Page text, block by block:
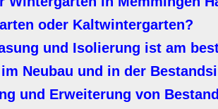
oder Kaltwintergarten?
und Isolierung ist am
Neubau und in der
und Erweiterung von